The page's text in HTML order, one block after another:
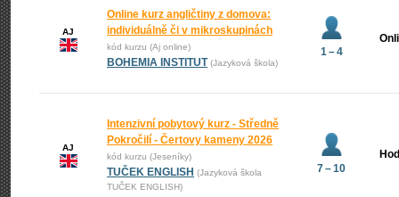
AJ
Online kurz angličtiny z domova:
individuálně či v mikroskupinách
kód kurzu (Aj online)
BOHEMIA INSTITUT (Jazyková škola)
1 – 4
AJ
Intenzivní pobytový kurz - Středně
Pokročilí - Čertovy kameny 2026
kód kurzu (Jeseníky)
TUČEK ENGLISH (Jazyková škola
TUČEK ENGLISH)
7 – 10